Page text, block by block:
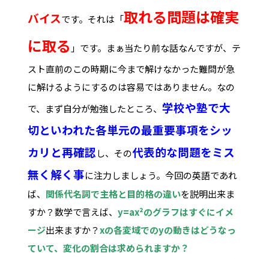
バイスです。それは「取れる問題は確実
に取る 」です。まぁ当たり前な話なんですが、テ
スト直前のこの時期に今まで解けなかった難問が急
に解けるようにするのは容易ではありません。なの
で、まず自分が勉強したところ、 学校や塾で大
切といわれた各単元の最重要事項をシッ
カリと再確認し、その代表的な問題をミス
無く解く事に注力しましょう。今回の英語であれ
ば、 関係代名詞で主格と目的格の違いを説明出来ま
すか？数学で言えば、 y=ax²のグラフはすぐにイメ
ージ出来ますか？xの各変域でのyの動きはどうなっ
ていて、変化の割合は求められますか？